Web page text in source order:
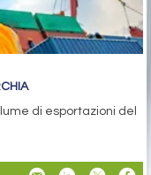
di esportazioni del